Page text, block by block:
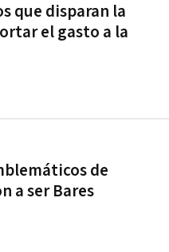
que disparan la
el gasto a la
de
a ser Bares